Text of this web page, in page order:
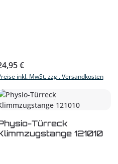
Preis:
€
inkl. MwSt. zzgl. Versandkosten
gewünschten
Türreck
121010